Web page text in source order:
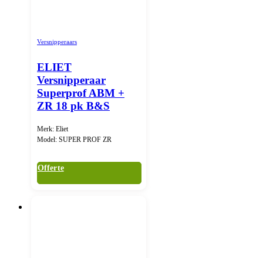
Versnipperaars
ELIET
Versnipperaar
Superprof ABM +
ZR 18 pk B&S
Merk: Eliet
Model: SUPER PROF ZR
Offerte